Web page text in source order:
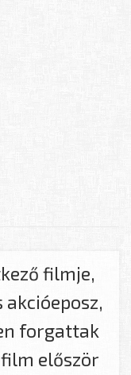
filmje,
akcióeposz,
forgattak
először